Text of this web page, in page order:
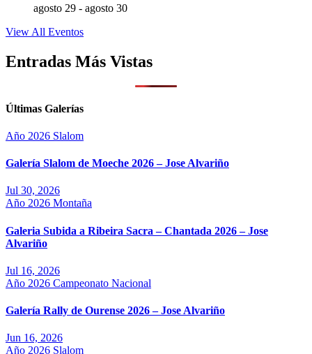
agosto 29 - agosto 30
View All Eventos
Entradas Más Vistas
Últimas Galerías
Año 2026 Slalom
Galería Slalom de Moeche 2026 – Jose Alvariño
Jul 30, 2026
Año 2026 Montaña
Galeria Subida a Ribeira Sacra – Chantada 2026 – Jose
Alvariño
Jul 16, 2026
Año 2026 Campeonato Nacional
Galería Rally de Ourense 2026 – Jose Alvariño
Jun 16, 2026
Año 2026 Slalom